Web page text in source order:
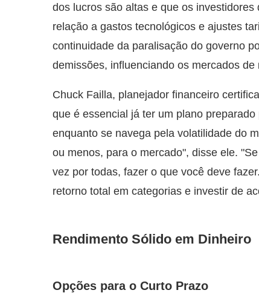
dos lucros são altas e que os
relação a gastos tecnológicos e ajustes
continuidade da paralisação do governo
demissões, influenciando os mercados
Chuck Failla, planejador financeiro
que é essencial já ter um plano
enquanto se navega pela volatilidade do
ou menos, para o mercado", disse ele.
vez por todas, fazer o que você deve
retorno total em categorias e investir de
Rendimento Sólido em Dinheiro
Opções para o Curto Prazo